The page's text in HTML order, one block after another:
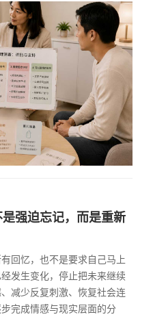
强迫忘记，而是重新
回忆，也不是要求自己马上
发生变化，停止把未来继续
减少反复刺激、恢复社会连
完成情感与现实层面的分